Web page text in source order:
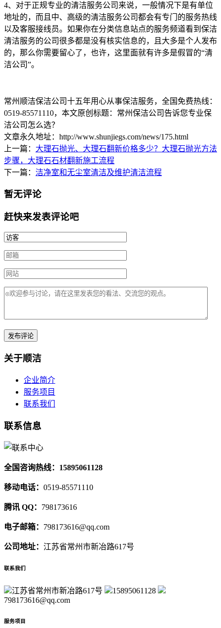
4、对于正规专业的清洁服务公司来说，一般情况下是有单位
地址的，而且中、高级的清洁服务公司都会有专门的服务热线
以及客服接线员。如果你在分类信息站点的服务频道看到保洁
清洁服务的公司很多都是没有核实信息的，且大多是个人发布
的，那么你需要留心了，也许，这里面就有许多是假冒的“清
洁公司”。
常州顺洁保洁公司十五年用心从事保洁服务，全国免费热线：
0519-85571110，本文原创标题： 常州保洁公司告诉您专业保
洁公司怎么选？
文章永久地址：http://www.shunjiegs.com/news/175.html
上一篇： 大理石抛光、大理石翻新价格多少？大理石抛光方法
步骤，大理石石材翻新施工流程
下一篇： 洁净室和无尘室清洁及维护清洁流程
暂无评论
赶快来发表评论吧
关于顺洁
企业简介
服务项目
联系我们
联系信息
全国咨询热线：15895061128
移动电话： 0519-85571110
腾讯 QQ： 798173616
电子邮箱： 798173616@qq.com
公司地址： 江苏省常州市新冶路617号
联系我们
江苏省常州市新冶路617号
15895061128
798173616@qq.com
服务项目